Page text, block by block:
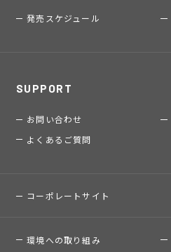
発売スケジュール
SUPPORT
お問い合わせ
よくあるご質問
コーポレートサイト
環境への取り組み